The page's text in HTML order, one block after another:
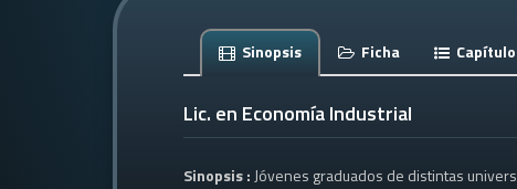
Sinopsis Ficha
Lic. en Economía Industrial
Sinopsis : Jóvenes graduados de distintas